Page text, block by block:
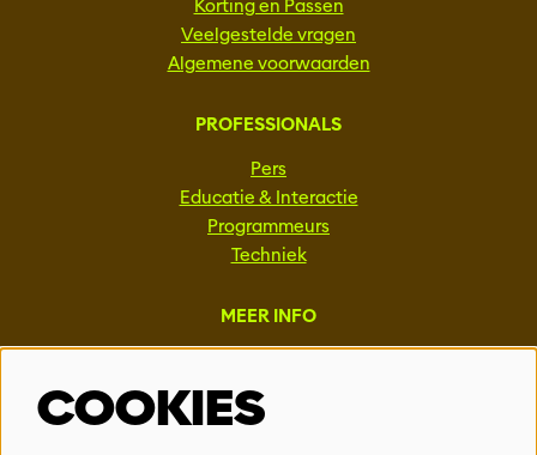
Korting en Passen
Veelgestelde vragen
Algemene voorwaarden
PROFESSIONALS
Pers
Educatie & Interactie
Programmeurs
Techniek
MEER INFO
Vacatures
Events & Partnerships
COOKIES